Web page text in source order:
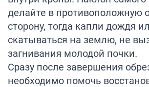
делайте в противоположную
сторону, тогда капли дождя
скатываться на землю, не
загнивания молодой почки.
Сразу после завершения
необходимо помочь